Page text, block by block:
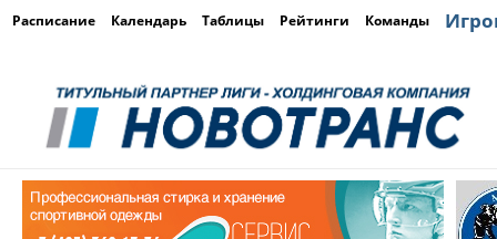
Расписание Календарь Таблицы Рейтинги Команды